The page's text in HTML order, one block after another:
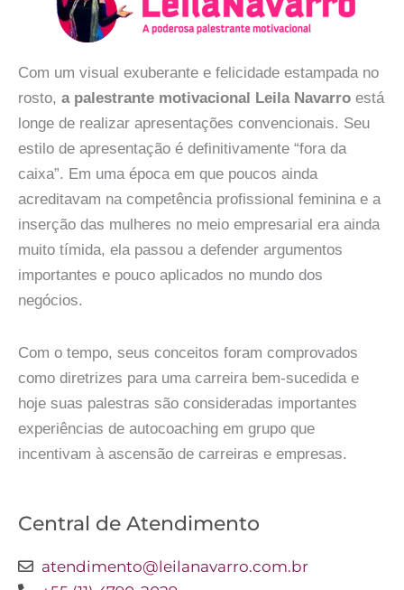
Com um visual exuberante e felicidade estampada no
rosto, a palestrante motivacional Leila Navarro está
longe de realizar apresentações convencionais. Seu
estilo de apresentação é definitivamente “fora da
caixa”. Em uma época em que poucos ainda
acreditavam na competência profissional feminina e a
inserção das mulheres no meio empresarial era ainda
muito tímida, ela passou a defender argumentos
importantes e pouco aplicados no mundo dos
negócios.
Com o tempo, seus conceitos foram comprovados
como diretrizes para uma carreira bem-sucedida e
hoje suas palestras são consideradas importantes
experiências de autocoaching em grupo que
incentivam à ascensão de carreiras e empresas.
Central de Atendimento
atendimento@leilanavarro.com.br